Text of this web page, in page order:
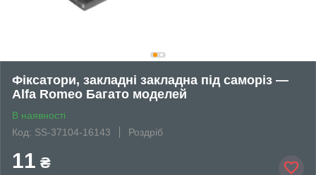
Фіксатори, закладні закладна під саморіз —
Alfa Romeo Багато моделей
В наявності
Код: SS-37104-16143
Роздріб
11 ₴